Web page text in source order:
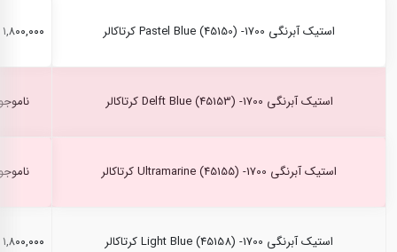
استیک آبرنگی Pastel Blue (45150) -1700 کرتاکالر ۱,۸۰۰,۰۰۰ ریال
استیک آبرنگی Delft Blue (45153) -1700 کرتاکالر
استیک آبرنگی Ultramarine (45155) -1700 کرتاکالر
استیک آبرنگی Light Blue (45158) -1700 کرتاکالر ۱,۸۰۰,۰۰۰ ریال